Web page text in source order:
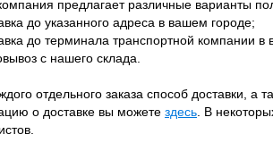
предлагает различные варианты
до указанного адреса в вашем городе;
до терминала транспортной компании в
с нашего склада.
отдельного заказа способ доставки, а
о доставке вы можете здесь . В